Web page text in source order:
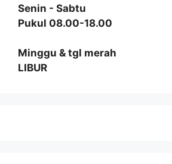
Senin - Sabtu
Pukul 08.00-18.00
Minggu & tgl merah
LIBUR